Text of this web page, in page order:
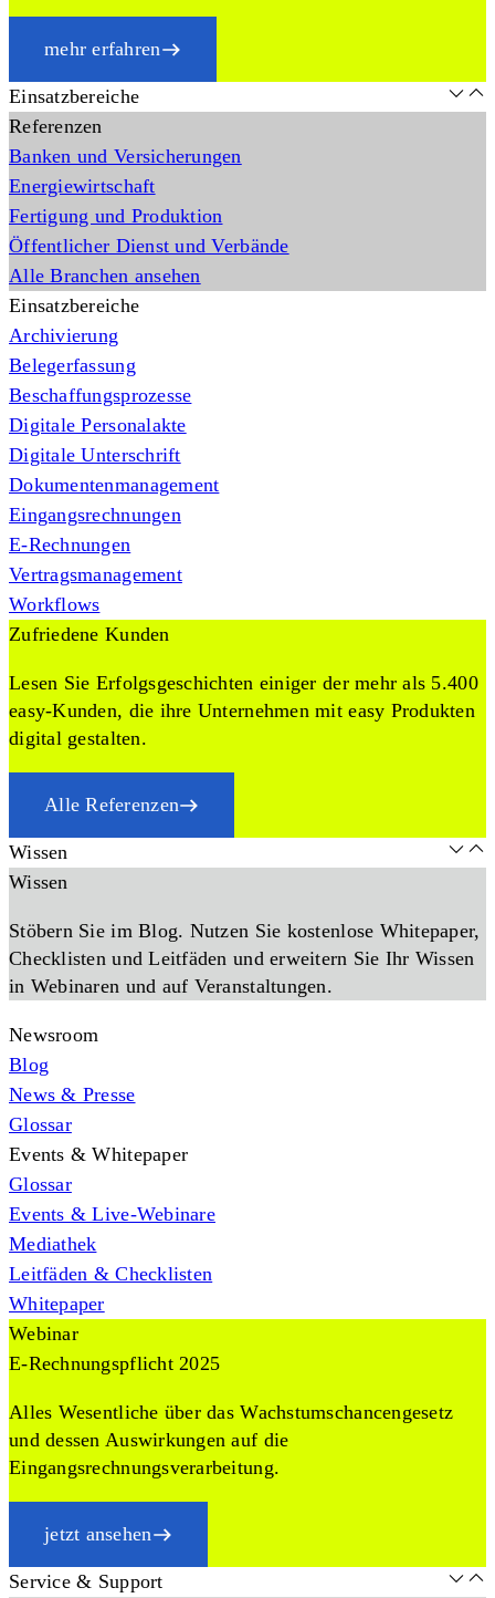
mehr erfahren
Einsatzbereiche
Referenzen
Banken und Versicherungen
Energiewirtschaft
Fertigung und Produktion
Öffentlicher Dienst und Verbände
Alle Branchen ansehen
Einsatzbereiche
Archivierung
Belegerfassung
Beschaffungsprozesse
Digitale Personalakte
Digitale Unterschrift
Dokumentenmanagement
Eingangsrechnungen
E-Rechnungen
Vertragsmanagement
Workflows
Zufriedene Kunden
Lesen Sie Erfolgsgeschichten einiger der mehr als 5.400
easy-Kunden, die ihre Unternehmen mit easy Produkten
digital gestalten.
Alle Referenzen
Wissen
Wissen
Stöbern Sie im Blog. Nutzen Sie kostenlose Whitepaper,
Checklisten und Leitfäden und erweitern Sie Ihr Wissen
in Webinaren und auf Veranstaltungen.
Newsroom
Blog
News & Presse
Glossar
Events & Whitepaper
Glossar
Events & Live-Webinare
Mediathek
Leitfäden & Checklisten
Whitepaper
Webinar
E-Rechnungspflicht 2025
Alles Wesentliche über das Wachstumschancengesetz
und dessen Auswirkungen auf die
Eingangsrechnungsverarbeitung.
jetzt ansehen
Service & Support